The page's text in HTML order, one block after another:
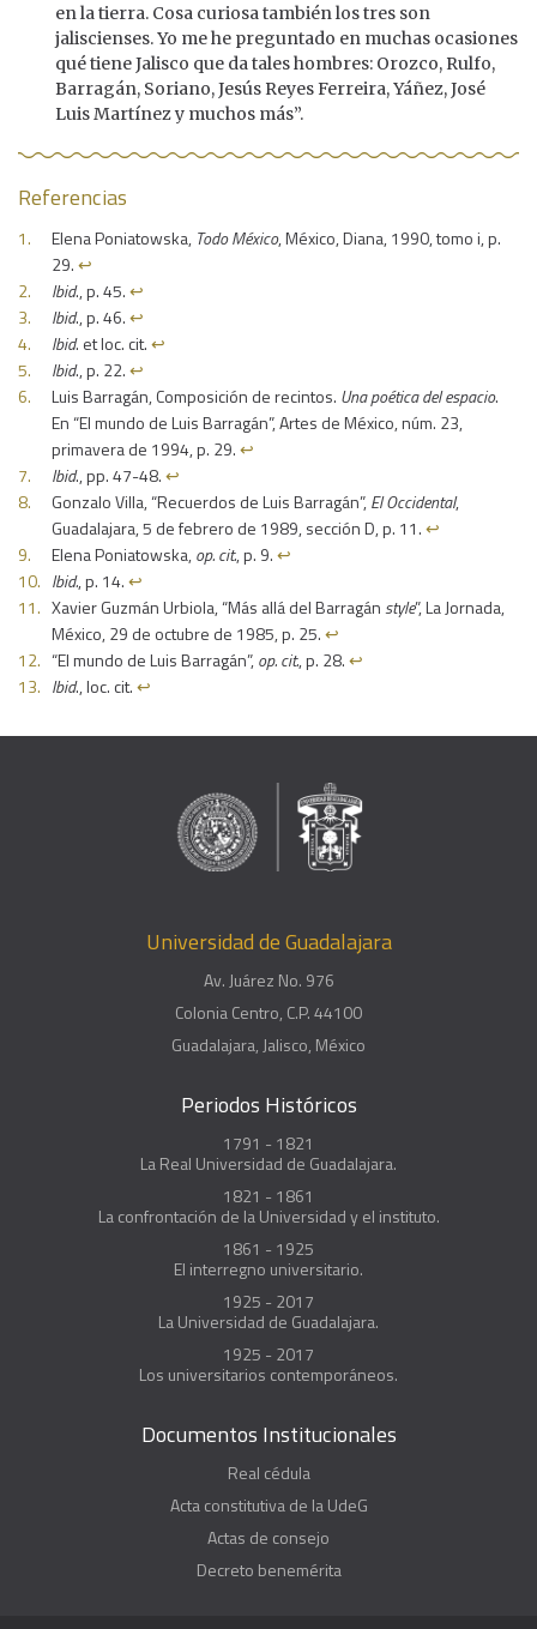
en la tierra. Cosa curiosa también los tres son
jaliscienses. Yo me he preguntado en muchas ocasiones
qué tiene Jalisco que da tales hombres: Orozco, Rulfo,
Barragán, Soriano, Jesús Reyes Ferreira, Yáñez, José
Luis Martínez y muchos más”.
Referencias
Elena Poniatowska, Todo México, México, Diana, 1990, tomo i, p.
29.↩︎
Ibid., p. 45.↩︎
Ibid., p. 46.↩︎
Ibid. et loc. cit.↩︎
Ibid., p. 22.↩︎
Luis Barragán, Composición de recintos. Una poética del espacio.
En “El mundo de Luis Barragán”, Artes de México, núm. 23,
primavera de 1994, p. 29.↩︎
Ibid., pp. 47-48.↩︎
Gonzalo Villa, “Recuerdos de Luis Barragán”,El Occidental,
Guadalajara, 5 de febrero de 1989, sección D, p. 11.↩︎
Elena Poniatowska,op. cit., p. 9.↩︎
Ibid., p. 14.↩︎
Xavier Guzmán Urbiola, “Más allá del Barragánstyle”, La Jornada,
México, 29 de octubre de 1985, p. 25.↩︎
“El mundo de Luis Barragán”,op. cit., p. 28.↩︎
Ibid., loc. cit.↩︎
Universidad de Guadalajara
Av. Juárez No. 976
Colonia Centro, C.P. 44100
Guadalajara, Jalisco, México
Periodos Históricos
1791 - 1821
La Real Universidad de Guadalajara.
1821 - 1861
La confrontación de la Universidad y el instituto.
1861 - 1925
El interregno universitario.
1925 - 2017
La Universidad de Guadalajara.
1925 - 2017
Los universitarios contemporáneos.
Documentos Institucionales
Real cédula
Acta constitutiva de la UdeG
Actas de consejo
Decreto benemérita